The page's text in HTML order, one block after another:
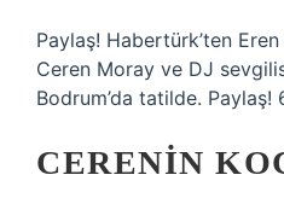
Paylaş! Habertürk’ten
Ceren Moray ve DJ
Bodrum’da tatilde.
CERENIN